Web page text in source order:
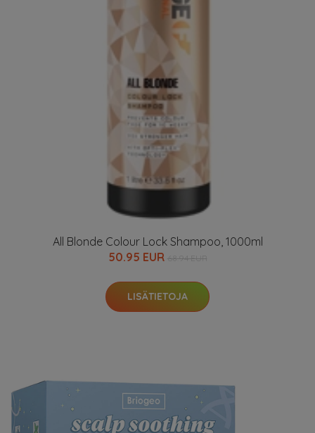
All Blonde Colour Lock Shampoo, 1000ml
50.95 EUR
LISÄTIETOJA